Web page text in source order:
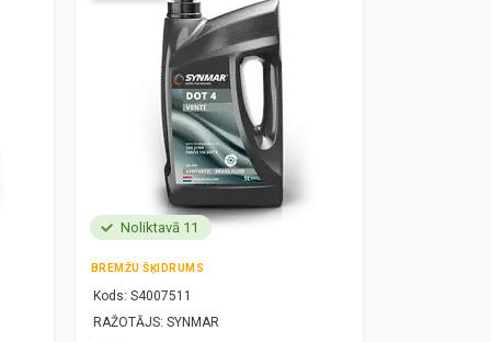
Noliktavā 11
BREMŽU ŠĶIDRUMS
Kods: S4007511
RAŽOTĀJS: SYNMAR